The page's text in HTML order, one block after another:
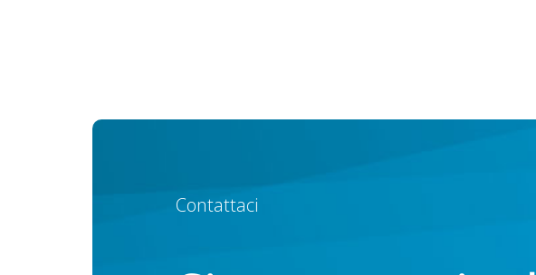
Contattaci